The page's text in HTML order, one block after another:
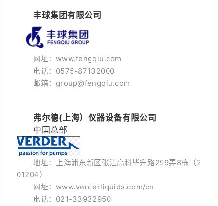
丰球集团有限公司
网址：www.fengqiu.com
电话：0575-87132000
邮箱：group@fengqiu.com
弗尔德(上海）仪器设备有限公司
中国总部
地址：上海浦东新区张江高科毕升路299弄8栋（2
01204）
网址：www.verderliquids.com/cn
电话：021-33932950